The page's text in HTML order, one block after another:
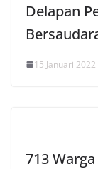
Delapan
15 Januari 2022
713